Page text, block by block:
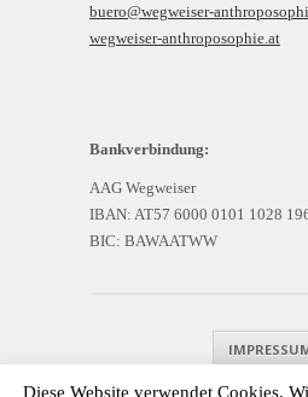
buero@wegweiser-
wegweiser-anthroposophie.at
Bankverbindung:
AAG Wegweiser
IBAN: AT57 6000 0101 1028
BIC: BAWAATWW
Diese Website verwendet Cookies.